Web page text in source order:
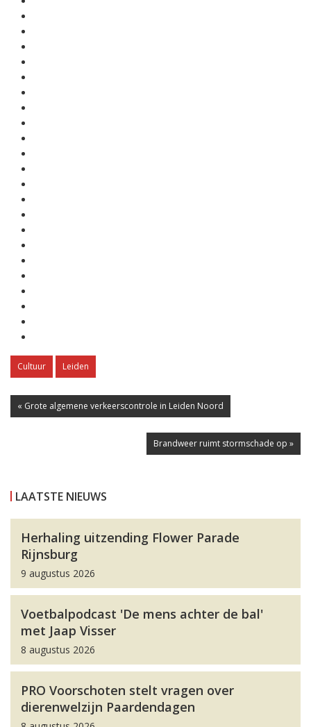
Cultuur Leiden
« Grote algemene verkeerscontrole in Leiden Noord
Brandweer ruimt stormschade op »
LAATSTE NIEUWS
Herhaling uitzending Flower Parade
Rijnsburg
9 augustus 2026
Voetbalpodcast 'De mens achter de bal'
met Jaap Visser
8 augustus 2026
PRO Voorschoten stelt vragen over
dierenwelzijn Paardendagen